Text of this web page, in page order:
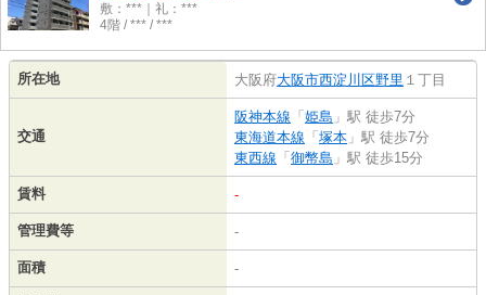
敷：***｜礼：***
4階 / *** / ***
所在地 大阪府大阪市西淀川区野里 １丁目
交通
阪神本線 「 姫島 」駅 徒歩7分
東海道本線 「 塚本 」駅 徒歩7分
東西線 「 御幣島 」駅 徒歩15分
賃料 -
管理費等 -
面積 -